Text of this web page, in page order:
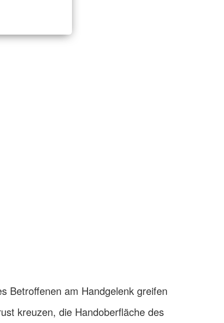
Betroffenen am Handgelenk greifen
kreuzen, die Handoberfläche des